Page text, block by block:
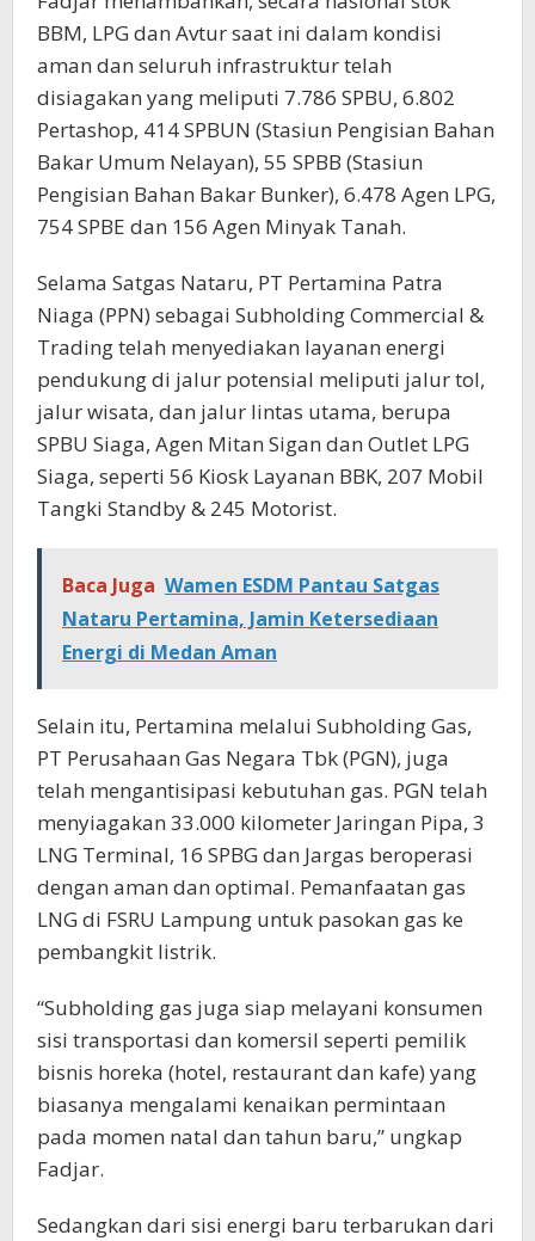
BBM, LPG dan Avtur saat ini dalam kondisi
aman dan seluruh infrastruktur telah
disiagakan yang meliputi 7.786 SPBU, 6.802
Pertashop, 414 SPBUN (Stasiun Pengisian Bahan
Bakar Umum Nelayan), 55 SPBB (Stasiun
Pengisian Bahan Bakar Bunker), 6.478 Agen LPG,
754 SPBE dan 156 Agen Minyak Tanah.
Selama Satgas Nataru, PT Pertamina Patra
Niaga (PPN) sebagai Subholding Commercial &
Trading telah menyediakan layanan energi
pendukung di jalur potensial meliputi jalur tol,
jalur wisata, dan jalur lintas utama, berupa
SPBU Siaga, Agen Mitan Sigan dan Outlet LPG
Siaga, seperti 56 Kiosk Layanan BBK, 207 Mobil
Tangki Standby & 245 Motorist.
Baca Juga Wamen ESDM Pantau Satgas
Nataru Pertamina, Jamin Ketersediaan
Energi di Medan Aman
Selain itu, Pertamina melalui Subholding Gas,
PT Perusahaan Gas Negara Tbk (PGN), juga
telah mengantisipasi kebutuhan gas. PGN telah
menyiagakan 33.000 kilometer Jaringan Pipa, 3
LNG Terminal, 16 SPBG dan Jargas beroperasi
dengan aman dan optimal. Pemanfaatan gas
LNG di FSRU Lampung untuk pasokan gas ke
pembangkit listrik.
“Subholding gas juga siap melayani konsumen
sisi transportasi dan komersil seperti pemilik
bisnis horeka (hotel, restaurant dan kafe) yang
biasanya mengalami kenaikan permintaan
pada momen natal dan tahun baru,” ungkap
Fadjar.
Sedangkan dari sisi energi baru terbarukan dari